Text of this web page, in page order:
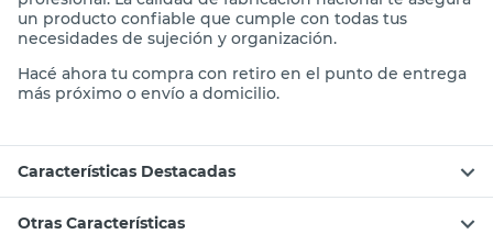
un producto confiable que cumple con todas tus
necesidades de sujeción y organización.
Hacé ahora tu compra con retiro en el punto de entrega
más próximo o envío a domicilio.
Características Destacadas
Otras Características